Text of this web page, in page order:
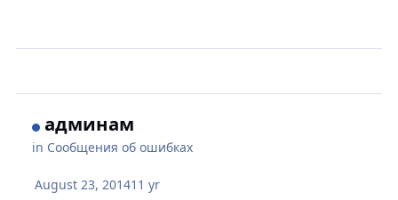
админам
in Сообщения об ошибках
August 23, 201411 yr